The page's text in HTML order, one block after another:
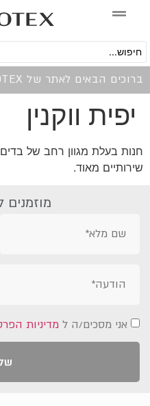
ברוכים הבאים לאתר של EROTEX!
יפית ווקנין
חנות בעלת מגוון רחב של בדים
שירותיים מאוד.
מוזמנים
אני מסכים/ה ל מדיניות